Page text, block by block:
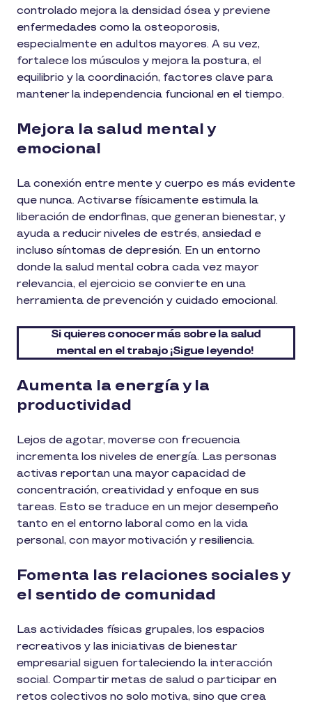
controlado mejora la densidad ósea y previene
enfermedades como la osteoporosis,
especialmente en adultos mayores. A su vez,
fortalece los músculos y mejora la postura, el
equilibrio y la coordinación, factores clave para
mantener la independencia funcional en el tiempo.
Mejora la salud mental y
emocional
La conexión entre mente y cuerpo es más evidente
que nunca. Activarse físicamente estimula la
liberación de endorfinas, que generan bienestar, y
ayuda a reducir niveles de estrés, ansiedad e
incluso síntomas de depresión. En un entorno
donde la salud mental cobra cada vez mayor
relevancia, el ejercicio se convierte en una
herramienta de prevención y cuidado emocional.
Si quieres conocer más sobre la salud
mental en el trabajo ¡Sigue leyendo!
Aumenta la energía y la
productividad
Lejos de agotar, moverse con frecuencia
incrementa los niveles de energía. Las personas
activas reportan una mayor capacidad de
concentración, creatividad y enfoque en sus
tareas. Esto se traduce en un mejor desempeño
tanto en el entorno laboral como en la vida
personal, con mayor motivación y resiliencia.
Fomenta las relaciones sociales y
el sentido de comunidad
Las actividades físicas grupales, los espacios
recreativos y las iniciativas de bienestar
empresarial siguen fortaleciendo la interacción
social. Compartir metas de salud o participar en
retos colectivos no solo motiva, sino que crea